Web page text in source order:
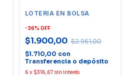
LOTERIA EN BOLSA
-36% OFF
$1.900,00 $2.951,00
$1.710,00 con
Transferencia o depósito
6 x $316,67 sin interés